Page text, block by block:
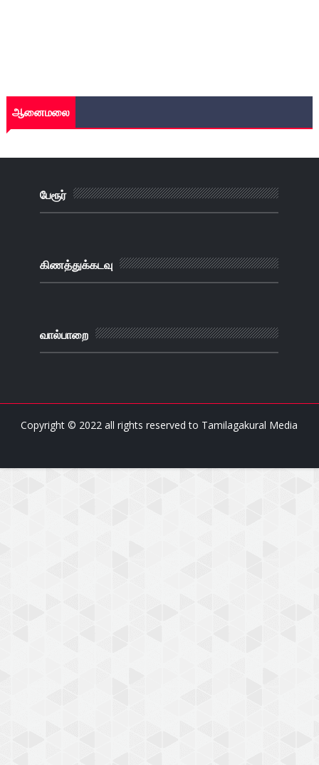
ஆனைமலை
பேரூர்
கிணத்துக்கடவு
வால்பாறை
Copyright © 2022 all rights reserved to Tamilagakural Media